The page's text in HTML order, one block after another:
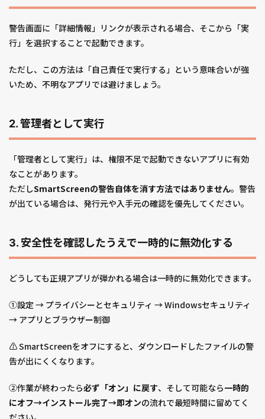
警告画面に「詳細情報」リンクが表示される場合、そこから「実
行」を選択することで起動できます。
ただし、この方法は「自己責任で実行する」という意味合いが強
いため、不明なアプリでは避けましょう。
2. 管理者として実行
「管理者として実行」は、権限不足で起動できないアプリに有効
なことがあります。
ただしSmartScreenの警告自体を消す方法ではありません。警告
が出ている場合は、発行元や入手元の確認を優先してください。
3. 安全性を確認したうえで一時的に無効化する
どうしても正規アプリが弾かれる場合は一時的に無効化できます。
①設定 → プライバシーとセキュリティ → Windowsセキュリティ
→ アプリとブラウザー制御
⚠️ SmartScreenをオフにすると、ダウンロードしたファイルの警
告が出にくくなります。
②作業が終わったら必ず「オン」に戻す、そして可能なら一時的
にオフ→インストール完了→即オンの流れで最短時間に留めてく